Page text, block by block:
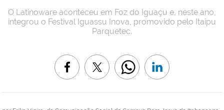
O Latinoware aconteceu em Foz do Iguaçu e, neste ano,
integrou o Festival Iguassu Inova, promovido pelo Itaipu
Parquetec.